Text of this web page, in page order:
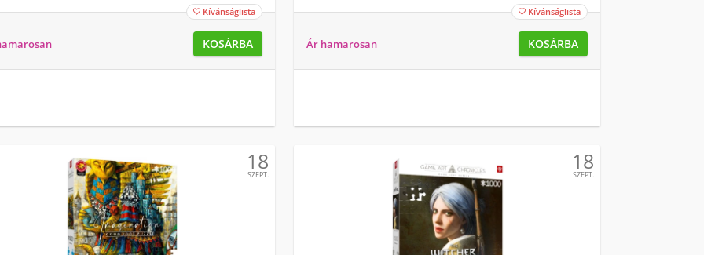
 Kívánságlista
KOSÁRBA
 Kívánságlista
Ár hamarosan KOSÁRBA
18
SZEPT.
18
SZEPT.